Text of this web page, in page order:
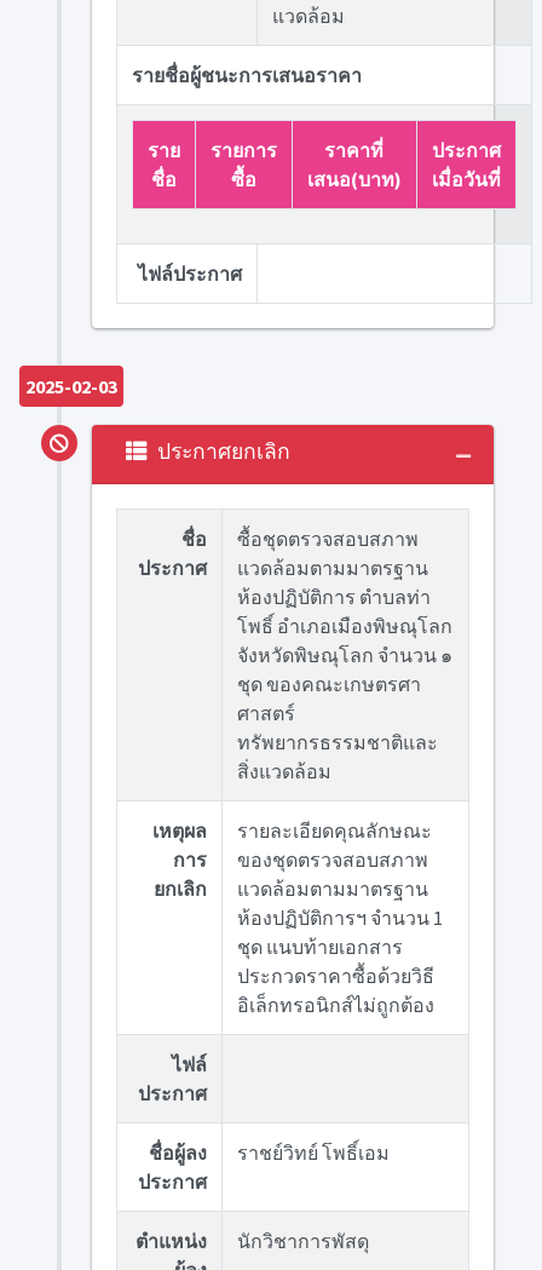
แวดล้อม
รายชื่อผู้ชนะการเสนอราคา
ราย
ชื่อ
รายการ
ซื้อ
ราคาที่
เสนอ(บาท)
ประกาศ
เมื่อวันที่
ไฟล์ประกาศ
2025-02-03
ประกาศยกเลิก
ชื่อ
ประกาศ
ซื้อชุดตรวจสอบสภาพ
แวดล้อมตามมาตรฐาน
ห้องปฏิบัติการ ตำบลท่า
โพธิ์ อำเภอเมืองพิษณุโลก
จังหวัดพิษณุโลก จำนวน ๑
ชุด ของคณะเกษตรศา
ศาสตร์
ทรัพยากรธรรมชาติและ
สิ่งแวดล้อม
เหตุผล
การ
ยกเลิก
รายละเอียดคุณลักษณะ
ของชุดตรวจสอบสภาพ
แวดล้อมตามมาตรฐาน
ห้องปฏิบัติการฯ จำนวน 1
ชุด แนบท้ายเอกสาร
ประกวดราคาซื้อด้วยวิธี
อิเล็กทรอนิกส์ไม่ถูกต้อง
ไฟล์
ประกาศ
ชื่อผู้ลง
ประกาศ
ราชย์วิทย์ โพธิ์เอม
ตำแหน่ง
นักวิชาการพัสดุ